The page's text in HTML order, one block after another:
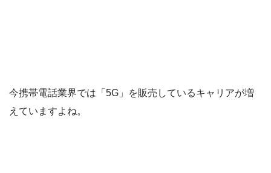
今携帯電話業界では「5G」を販売しているキャリアが増
えていますよね。